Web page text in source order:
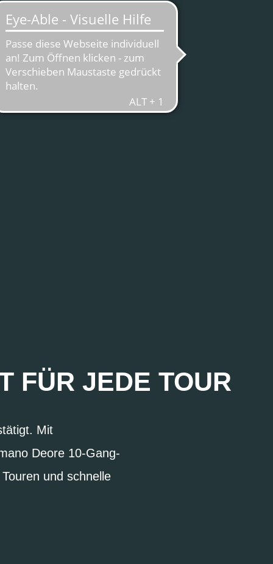
FÜR JEDE TOUR
Mit
Deore 10-Gang-
und schnelle